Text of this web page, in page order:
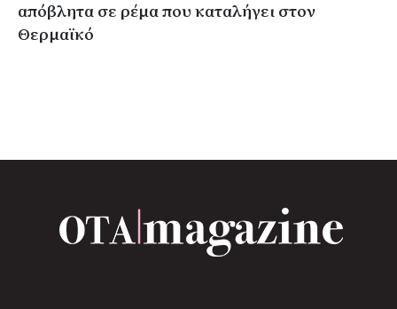
απόβλητα σε ρέμα που καταλήγει στον
Θερμαϊκό